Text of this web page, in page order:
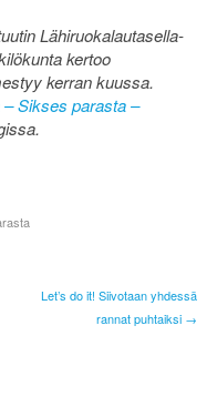
Lähiruokalautasella-
kertoo
kerran kuussa.
Sikses parasta –
Let’s do it! Siivotaan yhdessä
rannat puhtaiksi →